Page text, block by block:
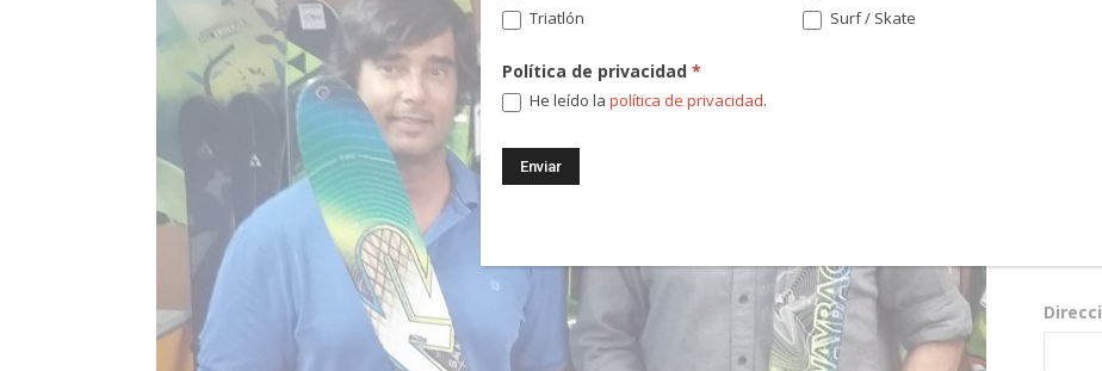
Triatlón
Surf / Skate
Política de privacidad*
He leído lapolítica de privacidad.